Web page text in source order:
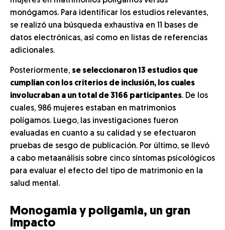
monógamos. Para identificar los estudios relevantes,
se realizó una búsqueda exhaustiva en 11 bases de
datos electrónicas, así como en listas de referencias
adicionales.
Posteriormente, se seleccionaron 13 estudios que
cumplían con los criterios de inclusión, los cuales
involucraban a un total de 3166 participantes. De los
cuales, 986 mujeres estaban en matrimonios
polígamos. Luego, las investigaciones fueron
evaluadas en cuanto a su calidad y se efectuaron
pruebas de sesgo de publicación. Por último, se llevó
a cabo metaanálisis sobre cinco síntomas psicológicos
para evaluar el efecto del tipo de matrimonio en la
salud mental.
Monogamia y poligamia, un gran
impacto